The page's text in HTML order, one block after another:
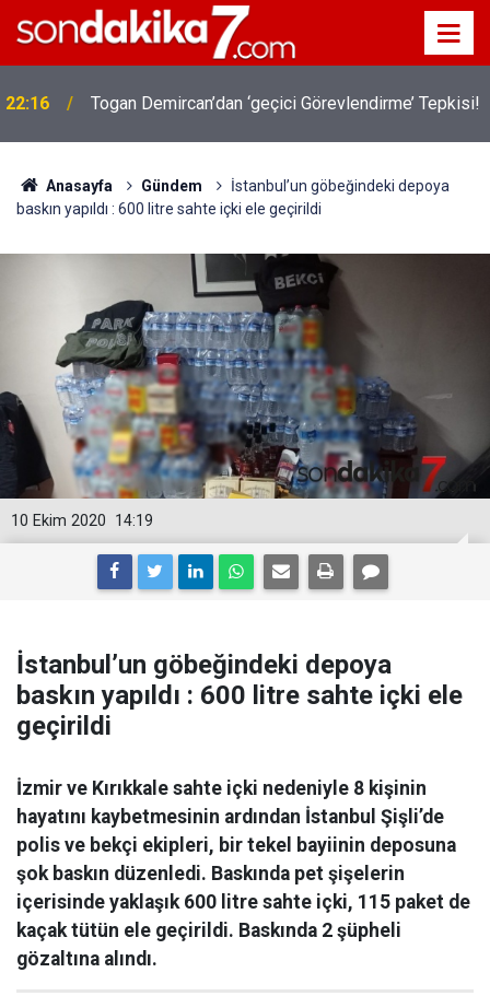
22:16 Togan Demircan’dan ‘geçici Görevlendirme’ Tepkisi!
Anasayfa Gündem
İstanbul’un göbeğindeki depoya
baskın yapıldı : 600 litre sahte içki ele geçirildi
14:19
10 Ekim 2020
İstanbul’un göbeğindeki depoya
baskın yapıldı : 600 litre sahte içki ele
geçirildi
İzmir ve Kırıkkale sahte içki nedeniyle 8 kişinin
hayatını kaybetmesinin ardından İstanbul Şişli’de
polis ve bekçi ekipleri, bir tekel bayiinin deposuna
şok baskın düzenledi. Baskında pet şişelerin
içerisinde yaklaşık 600 litre sahte içki, 115 paket de
kaçak tütün ele geçirildi. Baskında 2 şüpheli
gözaltına alındı.